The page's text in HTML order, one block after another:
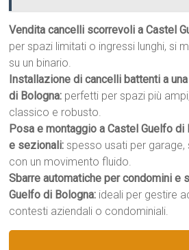
Vendita cancelli scorrevoli a Castel
per spazi limitati o ingressi lunghi, si
su un binario.
Installazione di cancelli battenti a
di Bologna: perfetti per spazi più
classico e robusto.
Posa e montaggio a Castel Guelfo di
e sezionali: spesso usati per
con un movimento fluido.
Sbarre automatiche per condomini e
Guelfo di Bologna: ideali per gestire
contesti aziendali o condominiali.